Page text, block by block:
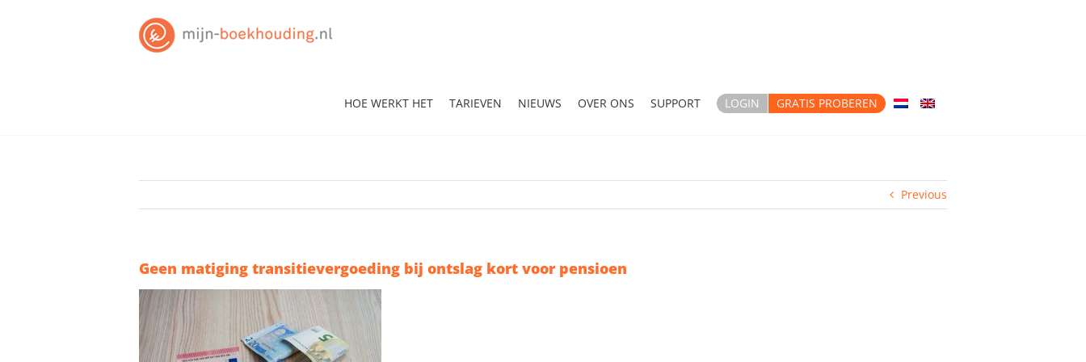
HOE WERKT HET TARIEVEN NIEUWS OVER ONS SUPPORT LOGIN GRATIS PROBEREN
Previous
Geen matiging transitievergoeding bij ontslag kort voor pensioen